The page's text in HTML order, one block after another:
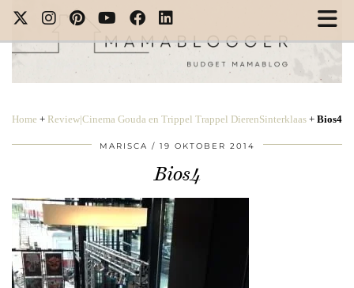
Home + Review|Cinema Gouda en Trippel Trappel DierenSinterklaas + Bios4
MARISCA 19 OKTOBER 2014
Bios4